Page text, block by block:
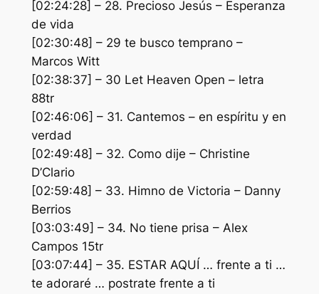
[02:24:28] – 28. Precioso Jesús – Esperanza
de vida
[02:30:48] – 29 te busco temprano –
Marcos Witt
[02:38:37] – 30 Let Heaven Open – letra
88tr
[02:46:06] – 31. Cantemos – en espíritu y en
verdad
[02:49:48] – 32. Como dije – Christine
D’Clario
[02:59:48] – 33. Himno de Victoria – Danny
Berrios
[03:03:49] – 34. No tiene prisa – Alex
Campos 15tr
[03:07:44] – 35. ESTAR AQUÍ … frente a ti …
te adoraré … postrate frente a ti